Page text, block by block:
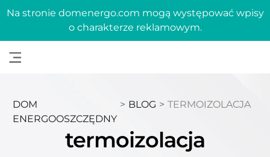
Na stronie domenergo.com mogą występować wpisy
o charakterze reklamowym.
DOM
ENERGOOSZCZĘDNY
> BLOG > TERMOIZOLACJA
termoizolacja